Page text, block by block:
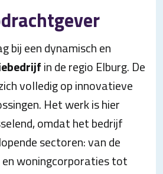
bij een dynamisch en
in de regio Elburg. De
volledig op innovatieve
Het werk is hier
omdat het bedrijf
sectoren: van de
en woningcorporaties tot